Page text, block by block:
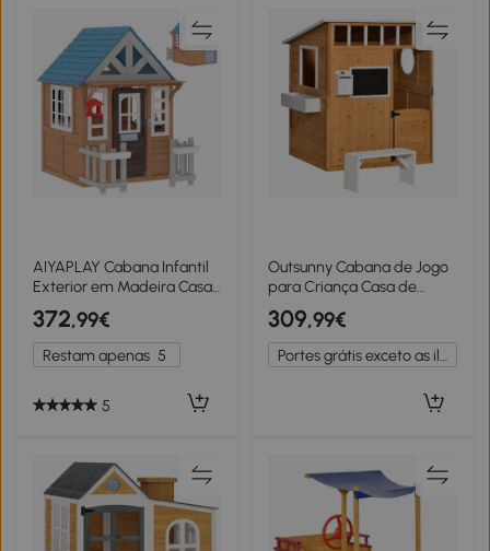
AIYAPLAY Cabana Infantil
Exterior em Madeira Casa
Infantil Exterior/Interior
com Portinhola Cozinha de
Brincar Castanho
372,99€
Restam apenas 5
5
Outsunny Cabana de Jogo
para Criança Casa de
Jardim em Madeira Porta e
Janelas Banco Caixa de
Correio Quadro de 3-8
Anos
309,99€